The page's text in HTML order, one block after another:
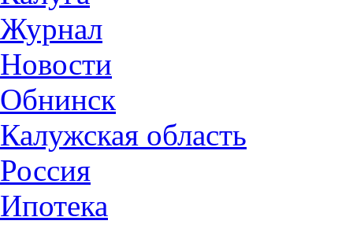
Журнал
Новости
Обнинск
Калужская область
Россия
Ипотека